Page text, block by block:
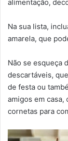
alimentação,
Na sua lista,
amarela, que
Não se esqueça
descartáveis,
de festa ou
amigos em casa,
cornetas para